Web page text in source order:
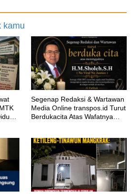
kamu
Segenap Redaksi & Wartawan
Media Online transpos.id Turut
Berdukacita Atas Wafatnya